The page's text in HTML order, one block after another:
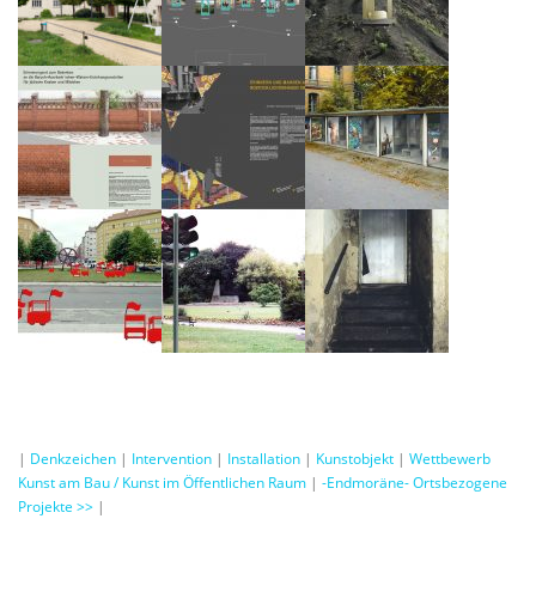
| Denkzeichen | Intervention | Installation | Kunstobjekt | Wettbewerb
Kunst am Bau / Kunst im Öffentlichen Raum | -Endmoräne- Ortsbezogene
Projekte >> |